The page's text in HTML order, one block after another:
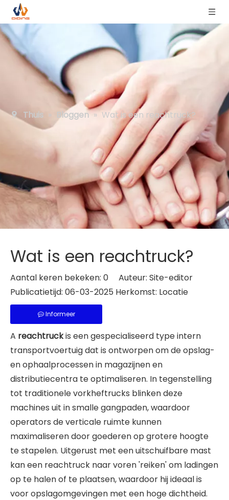
Thuis Bloggen » Wat is een reachtruck?
Wat is een reachtruck?
Aantal keren bekeken: 0 Auteur: Site-editor
Publicatietijd: 06-03-2025 Herkomst: Locatie
Informeer
A reachtruckis een gespecialiseerd type intern
transportvoertuig dat is ontworpen om de opslag-
en ophaalprocessen in magazijnen en
distributiecentra te optimaliseren. In tegenstelling
tot traditionele vorkheftrucks blinken deze
machines uit in smalle gangpaden, waardoor
operators de verticale ruimte kunnen
maximaliseren door goederen op grotere hoogte
te stapelen. Uitgerust met een uitschuifbare mast
kan een reachtruck naar voren 'reiken' om ladingen
op te halen of te plaatsen, waardoor hij ideaal is
voor opslagomgevingen met een hoge dichtheid.